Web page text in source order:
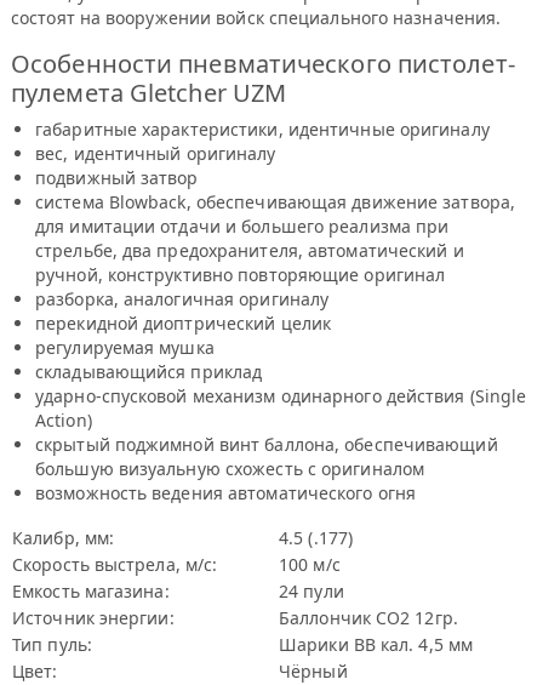
состоят на вооружении войск специального назначения.
Особенности пневматического пистолет-
пулемета Gletcher UZM
габаритные характеристики, идентичные оригиналу
вес, идентичный оригиналу
подвижный затвор
система Blowback, обеспечивающая движение затвора,
для имитации отдачи и большего реализма при
стрельбе, два предохранителя, автоматический и
ручной, конструктивно повторяющие оригинал
разборка, аналогичная оригиналу
перекидной диоптрический целик
регулируемая мушка
складывающийся приклад
ударно-спусковой механизм одинарного действия (Single
Action)
скрытый поджимной винт баллона, обеспечивающий
большую визуальную схожесть с оригиналом
возможность ведения автоматического огня
Калибр, мм:
4.5 (.177)
Скорость выстрела, м/с:
100 м/с
Емкость магазина:
24 пули
Источник энергии:
Баллончик СО2 12гр.
Тип пуль:
Шарики BB кал. 4,5 мм
Цвет:
Чёрный